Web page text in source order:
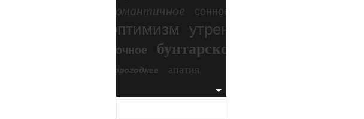
романтичное сонное
оптимизм утреннее
ночное бунтарское
новогоднее
апатия